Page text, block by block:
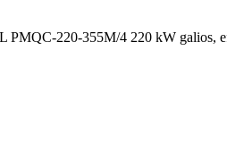
220-355M/4 220 kW galios,